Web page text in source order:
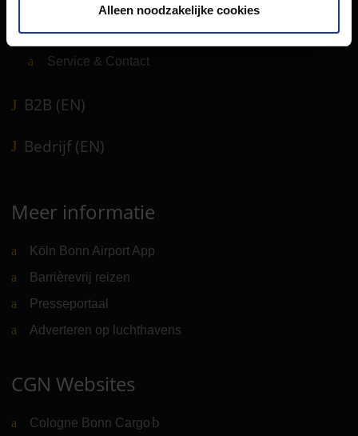
Alleen noodzakelijke cookies
Winkels, restaurants en diensten
Luchthavennieuws
Service & Contact
B2B (EN)
Bedrijf (EN)
Meer informatie
Köln Bonn Airport App
Barrièrevrij reizen
Presseportaal
Adverteren op luchthavens
CGN Websites
Cologne Bonn Cargo (Link naar externe website)